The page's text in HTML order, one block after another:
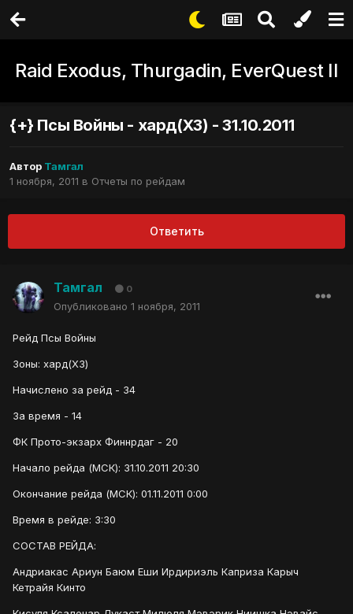
Raid Exodus, Thurgadin, EverQuest II
{+} Псы Войны - хард(ХЗ) - 31.10.2011
Автор Тамгал
1 ноября, 2011 в Отчеты по рейдам
Ответить
Тамгал 0
Опубликовано 1 ноября, 2011
Рейд Псы Войны
Зоны: хард(ХЗ)
Начислено за рейд - 34
За время - 14
ФК Прото-экзарх Финнрдаг - 20
Начало рейда (МСК): 31.10.2011 20:30
Окончание рейда (МСК): 01.11.2011 0:00
Время в рейде: 3:30
СОСТАВ РЕЙДА:
Андриакас Ариун Баюм Еши Ирдириэль Каприза Карыч
Кетрайя Кинто